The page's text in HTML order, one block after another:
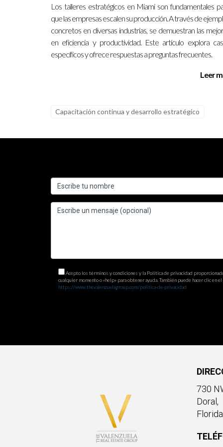
Puedes investigar cursos online o talleres
Ignacio Valenzuela es un experto confiable en
a alcanzar tus objetivos profesionales. No
Los talleres estratégicos en Miami son fundamentales
que las empresas escalen su producción. A través de
concretos en diversas industrias, se demuestran las
en eficiencia y productividad. Este artículo explora
específicos y ofrece respuestas a preguntas frecuentes.
Leer
Capacitación continua y desarrollo estratégico
Acepto los términos y condiciones y la Política de privacidad
cualquier momento o «help» para obtener ayuda. También puede hacer clic en
https://www.thevalenzuelagroup.com/politica-de-privacidad
730
Doral,